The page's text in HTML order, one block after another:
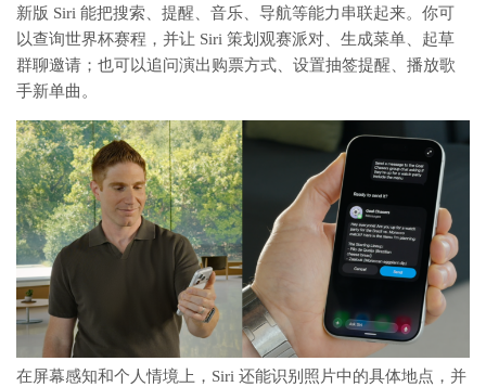
新版 Siri 能把搜索、提醒、音乐、导航等能力串联起来。你可
以查询世界杯赛程，并让 Siri 策划观赛派对、生成菜单、起草
群聊邀请；也可以追问演出购票方式、设置抽签提醒、播放歌
手新单曲。
在屏幕感知和个人情境上，Siri 还能识别照片中的具体地点，并